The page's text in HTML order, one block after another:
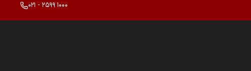
021 - 2599 1000